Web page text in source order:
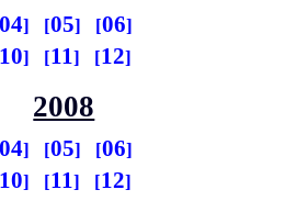
04 05
06
10 11 12
2008
04 05
06
10 11 12